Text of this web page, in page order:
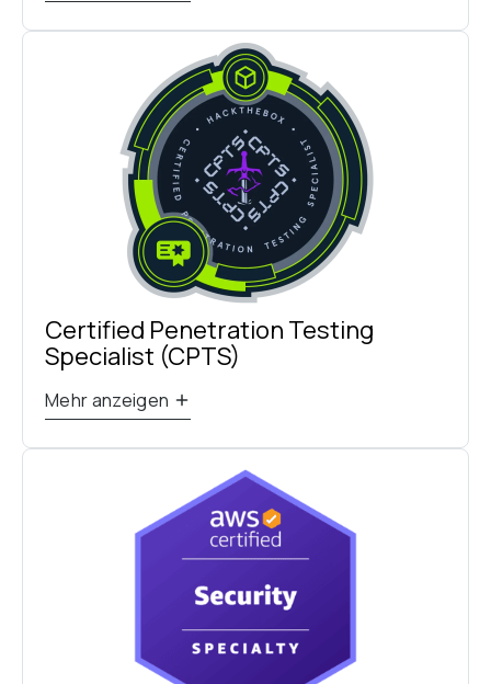
Certified Penetration Testing
Specialist (CPTS)
Mehr anzeigen